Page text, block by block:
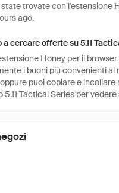
trovate con l'estensione
ago.
cercare offerte su 5.11
Honey per il
i buoni più convenienti al
puoi copiare e
5.11 Tactical Series per